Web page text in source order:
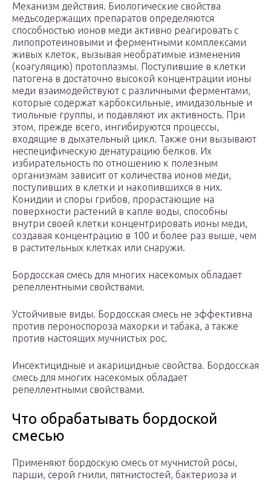
Механизм действия. Биологические свойства
медьсодержащих препаратов определяются
способностью ионов меди активно реагировать с
липопротеиновыми и ферментными комплексами
живых клеток, вызывая необратимые изменения
(коагуляцию) протоплазмы. Поступившие в клетки
патогена в достаточно высокой концентрации ионы
меди взаимодействуют с различными ферментами,
которые содержат карбоксильные, имидазольные и
тиольные группы, и подавляют их активность. При
этом, прежде всего, ингибируются процессы,
входящие в дыхательный цикл. Также они вызывают
неспецифическую денатурацию белков. Их
избирательность по отношению к полезным
организмам зависит от количества ионов меди,
поступивших в клетки и накопившихся в них.
Конидии и споры грибов, прорастающие на
поверхности растений в капле воды, способны
внутри своей клетки концентрировать ионы меди,
создавая концентрацию в 100 и более раз выше, чем
в растительных клетках или снаружи.
Бордосская смесь для многих насекомых обладает
репеллентными свойствами.
Устойчивые виды. Бордосская смесь не эффективна
против пероноспороза махорки и табака, а также
против настоящих мучнистых рос.
Инсектицидные и акарицидные свойства. Бордосская
смесь для многих насекомых обладает
репеллентными свойствами.
Что обрабатывать бордоской
смесью
Применяют бордоскую смесь от мучнистой росы,
парши, серой гнили, пятнистостей, бактериоза и